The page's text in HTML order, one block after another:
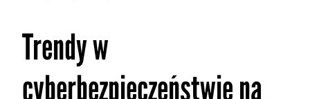
Trendy w
cyberbezpieczeństwie na